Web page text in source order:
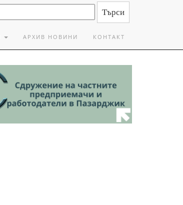
АРХИВ НОВИНИ КОНТАКТ